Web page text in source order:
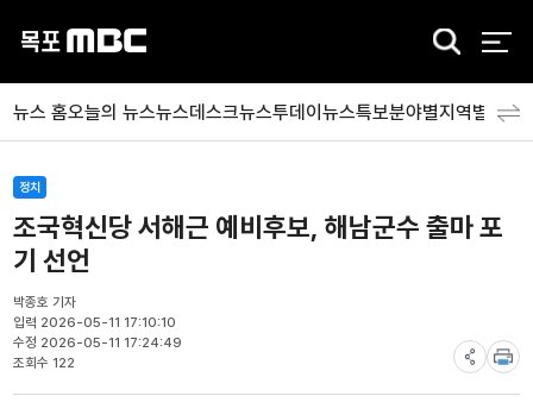
검
뉴스 홈오늘의 뉴스뉴스데스크뉴스투데이뉴스특보분야별지역별 뉴스
정치
조국혁신당 서해근 예비후보, 해남군수 출마 포
기 선언
박종호 기자
입력 2026-05-11 17:10:10
수정 2026-05-11 17:24:49
조회수 122